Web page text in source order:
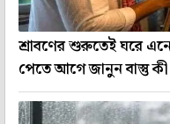
শ্রাবণের শুরুতেই ঘরে
পেতে আগে জানুন বাস্তু